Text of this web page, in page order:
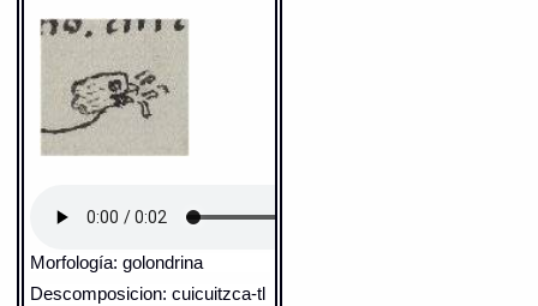
Morfología: golondrina
Descomposicion: cuicuitzca-tl